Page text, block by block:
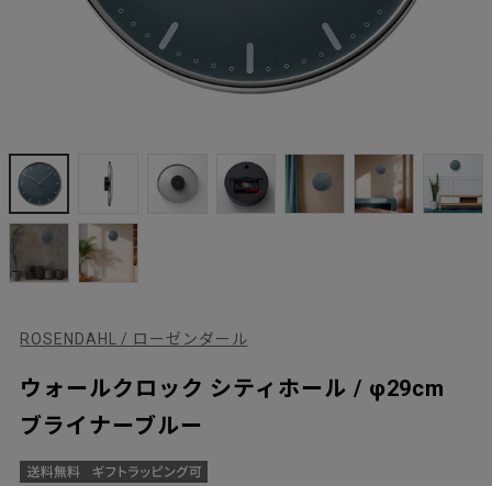
ROSENDAHL / ローゼンダール
ウォールクロック シティホール / φ29cm
ブライナーブルー